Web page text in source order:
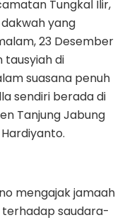
Tungkal Ilir,
yang
23 Desember
tausyiah di
suasana penuh
sendiri berada di
Tanjung Jabung
mengajak jamaah
saudara-